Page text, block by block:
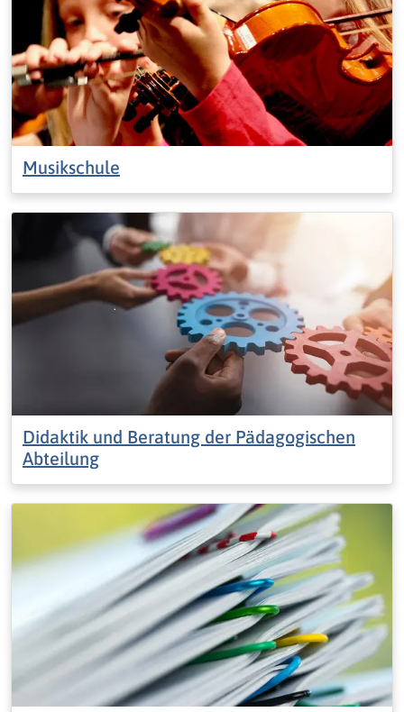
Musikschule
Didaktik und Beratung der Pädagogischen
Abteilung